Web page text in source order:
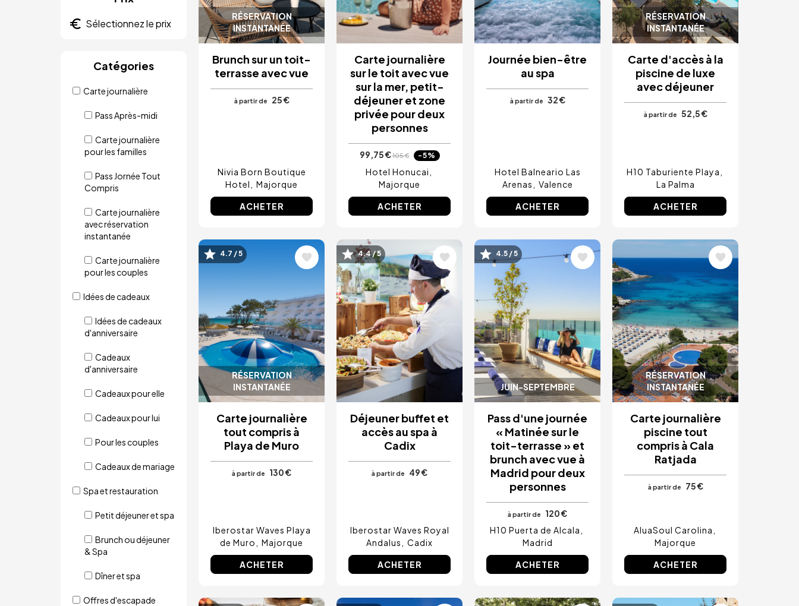
Catégories
Carte journalière
Pass Après-midi
Carte journalière
pour les familles
Pass Jornée Tout
Compris
Carte journalière
avec réservation
instantanée
Carte journalière
pour les couples
Idées de cadeaux
Idées de cadeaux
d'anniversaire
Cadeaux
d'anniversaire
Cadeaux pour elle
Cadeaux pour lui
Pour les couples
Cadeaux de mariage
Spa et restauration
Petit déjeuner et spa
Brunch ou déjeuner
& Spa
Dîner et spa
Offres d'escapade
RÉSERVATION
INSTANTANÉE
Brunch sur un toit-
terrasse avec vue
à partir de 25 €
Nivia Born Boutique
Hotel
Majorque
ACHETER
Carte journalière
sur le toit avec vue
sur la mer, petit-
déjeuner et zone
privée pour deux
personnes
99,75 €105 € -5%
Hotel Honucai
Majorque
ACHETER
Journée bien-être
au spa
à partir de 32 €
Hotel Balneario Las
Arenas
Valence
ACHETER
RÉSERVATION
INSTANTANÉE
Carte d'accès à la
piscine de luxe
avec déjeuner
à partir de 52,5 €
H10 Taburiente Playa
La Palma
ACHETER
RÉSERVATION
INSTANTANÉE
Image
4.7 / 5
Carte journalière
tout compris à
Playa de Muro
à partir de 130 €
Iberostar Waves Playa
de Muro
Majorque
ACHETER
Image
4.4 / 5
Déjeuner buffet et
accès au spa à
Cadix
à partir de 49 €
Iberostar Waves Royal
Andalus
Cadix
ACHETER
JUIN-SEPTEMBRE
Image
4.5 / 5
Pass d'une journée
« Matinée sur le
toit-terrasse » et
brunch avec vue à
Madrid pour deux
personnes
à partir de
120 €
H10 Puerta de Alcala
Madrid
ACHETER
RÉSERVATION
INSTANTANÉE
Image
Carte journalière
piscine tout
compris à Cala
Ratjada
à partir de 75 €
AluaSoul Carolina
Majorque
ACHETER